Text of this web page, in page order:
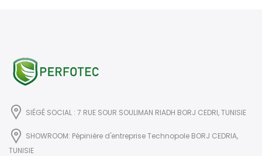
SIÉGÉ SOCIAL : 7 RUE SOUR SOULIMAN RIADH BORJ CEDRI, TUNISIE
SHOWROOM: Pépinière d'entreprise Technopole BORJ CEDRIA,
TUNISIE